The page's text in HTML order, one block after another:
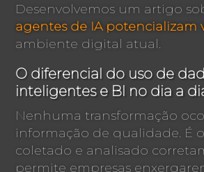
Desenvolvemos um artigo
agentes de IA potencializam
ambiente digital atual.
O diferencial do uso de
inteligentes e BI no dia a
Nenhuma transformação
informação de qualidade. É
coletado e analisado
permite empresas